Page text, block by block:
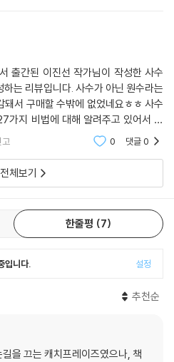
얻으려고 두리번거렸던 눈을 나에
시간을 보내야 한다고 조언한다. 내
‘자기 발견’ 과정을 제일 먼저 가져야
성장
의 과정을 거치고 나면, 누구나 욕심낼
장의 단계에 도달한다. 책은 전문가의
한 ‘드라이퍼스 모델Dreyfus model
급 입문자’ 단계에 머무른다. 이때 우
미만이라는 점에 주목해야 한다. 아무
본인이 속한 분야에서 전문가가 되고 싶
베팅했을 때 돌아온 성과에 대해 이야
붙이며, 우리는 서로의 사수가 될 수 있
출간된 이진선 작가님이 작성한 사수
는 리뷰입니다. 사수가 아닌 원수라는
서 구매할 수밖에 없었네요ㅎㅎ 사수
가지 비법에 대해 알려주고 있어서 직
에게 도움이 될 것 같습니다. 보면서
고 0 댓글0
체보기
한줄평 7
입니다. 설정
추천순
을 끄는 캐치프레이즈였으나, 책